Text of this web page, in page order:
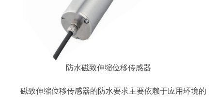
防水磁致伸缩位移传感器
磁致伸缩位移传感器的防水要求主要依赖于应用环境的